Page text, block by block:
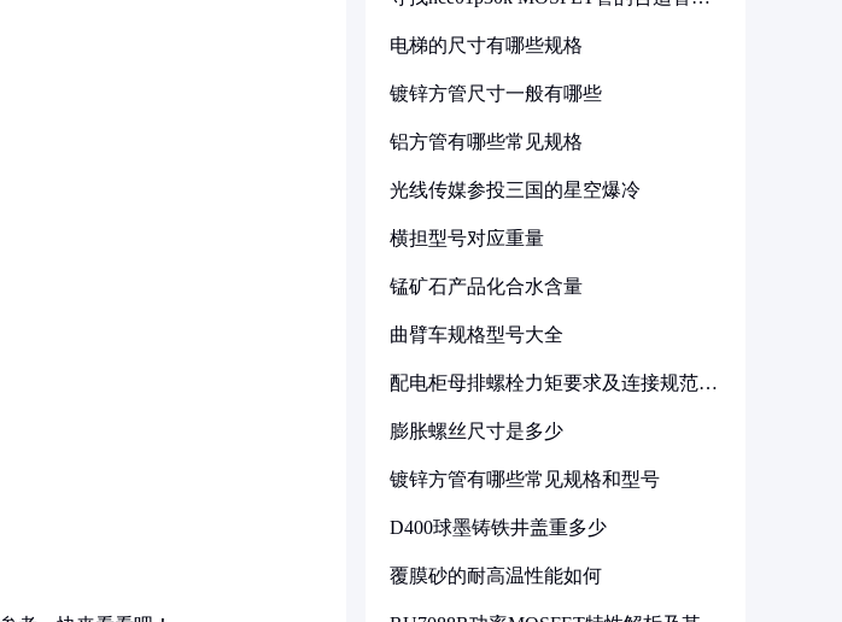
电梯的尺寸有哪些规格
镀锌方管尺寸一般有哪些
铝方管有哪些常见规格
光线传媒参投三国的星空爆冷
横担型号对应重量
锰矿石产品化合水含量
曲臂车规格型号大全
配电柜母排螺栓力矩要求及连接规范详
膨胀螺丝尺寸是多少
镀锌方管有哪些常见规格和型号
D400球墨铸铁井盖重多少
覆膜砂的耐高温性能如何